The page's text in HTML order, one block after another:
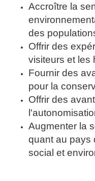
Accroître la
des
Offrir des
visiteurs et les
Fournir des
pour la
Offrir des
Augmenter la
quant au pays
social et